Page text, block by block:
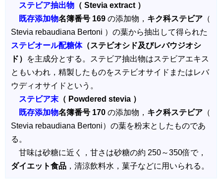
ステビア抽出物 （ Stevia extract ）
既存添加物名簿番号 169 の添加物， キク科ステビア （
Stevia rebaudiana Bertoni ）の葉から抽出して得られた
ステビオール配糖体（ステビオシド及びレバウジオシ
ド）
を主成分とする。ステビア抽出物はステビアエキス
ともいわれ，精製したものをステビオサイドまたはレバ
ウディオサイドという。
ステビア末 （ Powdered stevia ）
既存添加物名簿番号 170 の添加物， キク科ステビア （
Stevia rebaudiana Bertoni）の葉を粉末としたものであ
る。
甘味は砂糖に近く，甘さは砂糖の約 250～350倍で，
ダイエット食品 ，清涼飲料水，菓子などに用いられる。